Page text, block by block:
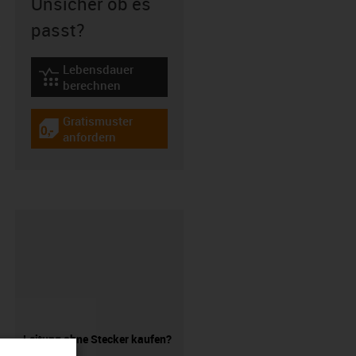
passt?
igus-icon-lebensdauerrechner
Lebensdauer
berechnen
igus-icon-gratismuster
Gratismuster
anfordern
Leitung ohne Stecker kaufen?